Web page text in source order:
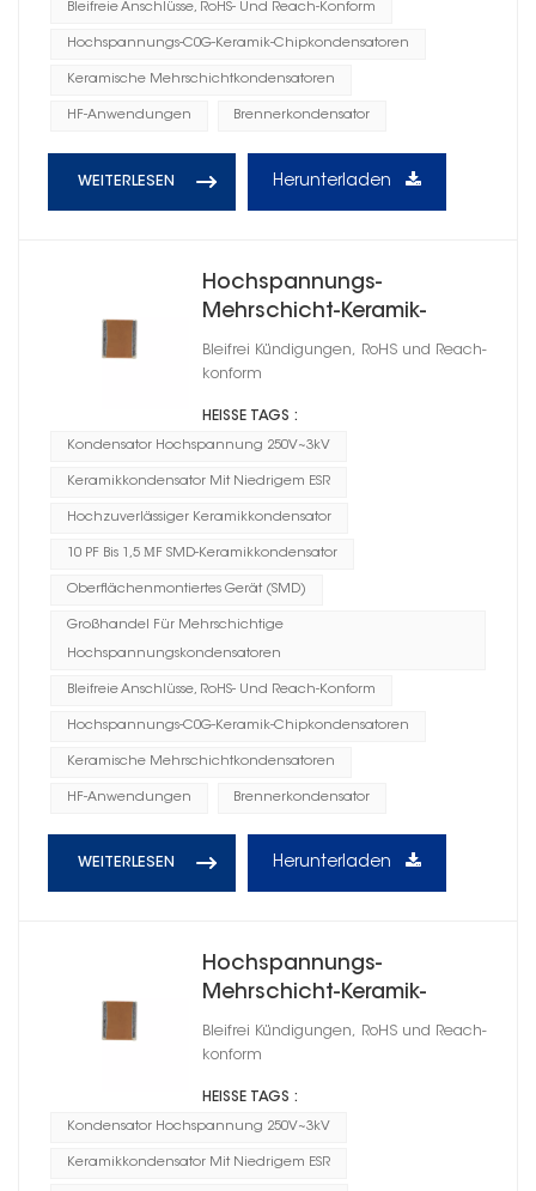
Bleifreie Anschlüsse, RoHS- Und Reach-Konform
Hochspannungs-C0G-Keramik-Chipkondensatoren
Keramische Mehrschichtkondensatoren
HF-Anwendungen Brennerkondensator
WEITERLESEN Herunterladen
Hochspannungs-
Mehrschicht-Keramik-
Chipkondensatoren 2225
Bleifrei Kündigungen, RoHS und Reach-
konform
HEISSE TAGS :
Kondensator Hochspannung 250V~3kV
Keramikkondensator Mit Niedrigem ESR
Hochzuverlässiger Keramikkondensator
10 PF Bis 1,5 ΜF SMD-Keramikkondensator
Oberflächenmontiertes Gerät (SMD)
Großhandel Für Mehrschichtige
Hochspannungskondensatoren
Bleifreie Anschlüsse, RoHS- Und Reach-Konform
Hochspannungs-C0G-Keramik-Chipkondensatoren
Keramische Mehrschichtkondensatoren
HF-Anwendungen Brennerkondensator
WEITERLESEN Herunterladen
Hochspannungs-
Mehrschicht-Keramik-
Chipkondensatoren 2220
Bleifrei Kündigungen, RoHS und Reach-
konform
HEISSE TAGS :
Kondensator Hochspannung 250V~3kV
Keramikkondensator Mit Niedrigem ESR